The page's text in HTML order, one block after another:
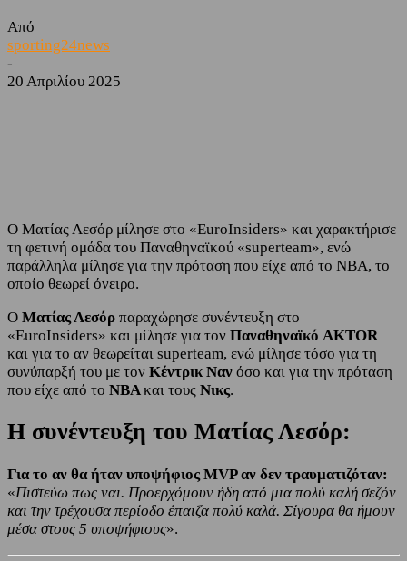
Από
sporting24news
-
20 Απριλίου 2025
Ο Ματίας Λεσόρ μίλησε στο «ΕuroInsiders» και χαρακτήρισε
τη φετινή ομάδα του Παναθηναϊκού «superteam», ενώ
παράλληλα μίλησε για την πρόταση που είχε από το NBA, το
οποίο θεωρεί όνειρο.
Ο Ματίας Λεσόρ παραχώρησε συνέντευξη στο
«ΕuroInsiders» και μίλησε για τον Παναθηναϊκό AKTOR
και για το αν θεωρείται superteam, ενώ μίλησε τόσο για τη
συνύπαρξή του με τον Κέντρικ Ναν όσο και για την πρόταση
που είχε από το NBAκαι τους Νικς.
Η συνέντευξη του Ματίας Λεσόρ:
Για το αν θα ήταν υποψήφιος MVP αν δεν τραυματιζόταν:
«Πιστεύω πως ναι. Προερχόμουν ήδη από μια πολύ καλή σεζόν
και την τρέχουσα περίοδο έπαιζα πολύ καλά. Σίγουρα θα ήμουν
μέσα στους 5 υποψήφιους».